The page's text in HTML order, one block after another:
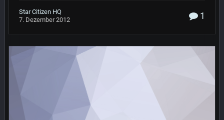
Star Citizen HQ
7. Dezember 2012
1